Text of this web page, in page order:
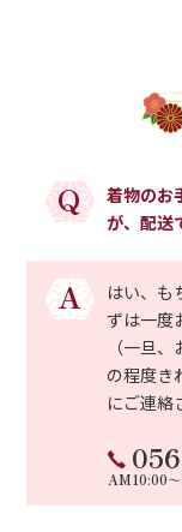
Q
着物のお
が、配送
A
はい、も
ずは一度
（一旦
の程度き
にご連絡
AM10:00